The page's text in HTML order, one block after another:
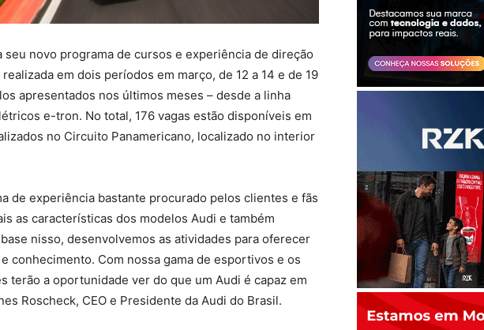
novo programa de cursos e experiência de direção
em dois períodos em março, de 12 a 14 e de 19
apresentados nos últimos meses – desde a linha
e-tron. No total, 176 vagas estão disponíveis em
no Circuito Panamericano, localizado no interior
de experiência bastante procurado pelos clientes e fãs
as características dos modelos Audi e também
nisso, desenvolvemos as atividades para oferecer
conhecimento. Com nossa gama de esportivos e os
terão a oportunidade ver do que um Audi é capaz em
Roscheck, CEO e Presidente da Audi do Brasil.